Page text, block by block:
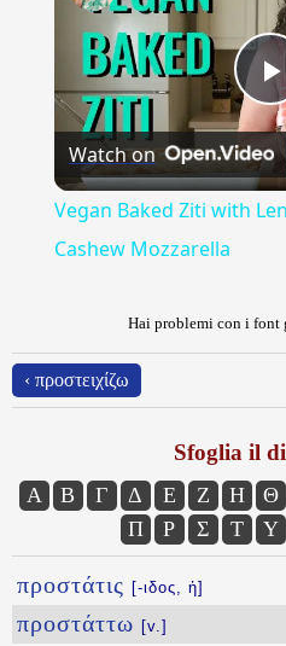
Watch on
Vegan Baked Ziti with
Cashew Mozzarella
Hai problemi con i font
‹ προστειχίζω
Sfoglia il
Α Β Γ Δ Ε Ζ Η Θ
Π
Ρ Σ Τ Υ
προστάτις [-ιδος, ἡ]
προστάττω [v.]